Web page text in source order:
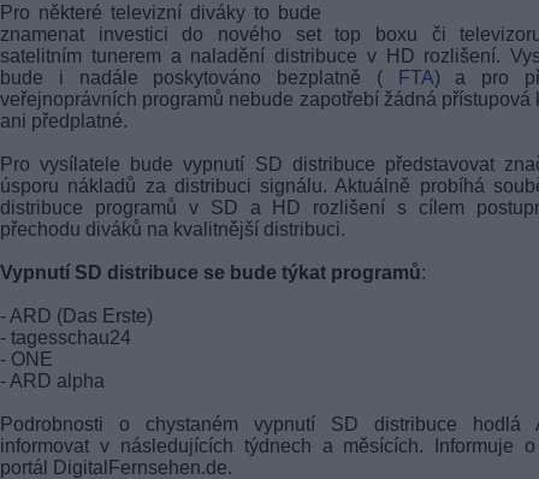
Pro některé televizní diváky to bude
znamenat investici do nového set top boxu či
satelitním tunerem a naladění distribuce v HD rozlišení.
bude i nadále poskytováno bezplatně (
FTA) a pro
veřejnoprávních programů nebude zapotřebí žádná přístupová
ani předplatné.
Pro vysílatele bude vypnutí SD distribuce představovat
úsporu nákladů za distribuci signálu. Aktuálně probíhá
distribuce programů v SD a HD rozlišení s cílem
přechodu diváků na kvalitnější distribuci.
Vypnutí SD distribuce se bude týkat programů:
- ARD (Das Erste)
- tagesschau24
- ONE
- ARD alpha
Podrobnosti o chystaném vypnutí SD distribuce hodlá
informovat v následujících týdnech a měsících. Informuje
portál DigitalFernsehen.de.